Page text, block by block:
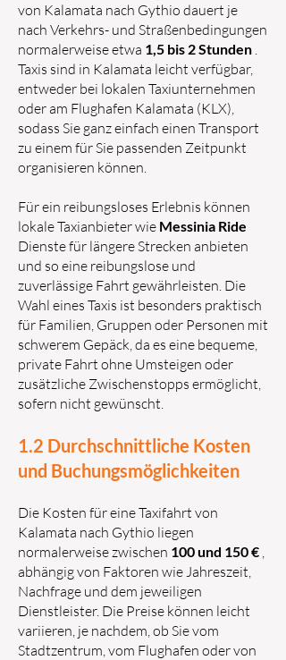
von Kalamata nach Gythio dauert je
nach Verkehrs- und Straßenbedingungen
normalerweise etwa 1,5 bis 2 Stunden .
Taxis sind in Kalamata leicht verfügbar,
entweder bei lokalen Taxiunternehmen
oder am Flughafen Kalamata (KLX),
sodass Sie ganz einfach einen Transport
zu einem für Sie passenden Zeitpunkt
organisieren können.
Für ein reibungsloses Erlebnis können
lokale Taxianbieter wie Messinia Ride
Dienste für längere Strecken anbieten
und so eine reibungslose und
zuverlässige Fahrt gewährleisten. Die
Wahl eines Taxis ist besonders praktisch
für Familien, Gruppen oder Personen mit
schwerem Gepäck, da es eine bequeme,
private Fahrt ohne Umsteigen oder
zusätzliche Zwischenstopps ermöglicht,
sofern nicht gewünscht.
1.2 Durchschnittliche Kosten
und Buchungsmöglichkeiten
Die Kosten für eine Taxifahrt von
Kalamata nach Gythio liegen
normalerweise zwischen 100 und 150 € ,
abhängig von Faktoren wie Jahreszeit,
Nachfrage und dem jeweiligen
Dienstleister. Die Preise können leicht
variieren, je nachdem, ob Sie vom
Stadtzentrum, vom Flughafen oder von